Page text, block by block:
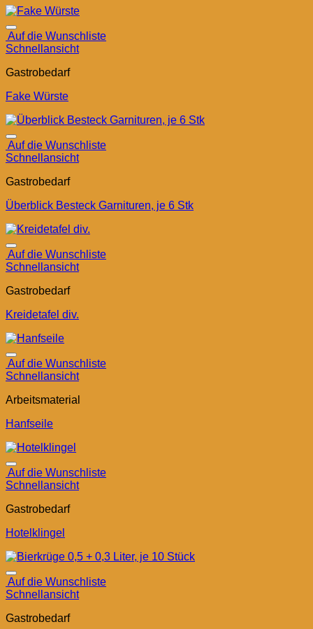
Auf die Wunschliste
Schnellansicht
Gastrobedarf
Fake Würste
Auf die Wunschliste
Schnellansicht
Gastrobedarf
Überblick Besteck Garnituren, je 6 Stk
Auf die Wunschliste
Schnellansicht
Gastrobedarf
Kreidetafel div.
Auf die Wunschliste
Schnellansicht
Arbeitsmaterial
Hanfseile
Auf die Wunschliste
Schnellansicht
Gastrobedarf
Hotelklingel
Auf die Wunschliste
Schnellansicht
Gastrobedarf